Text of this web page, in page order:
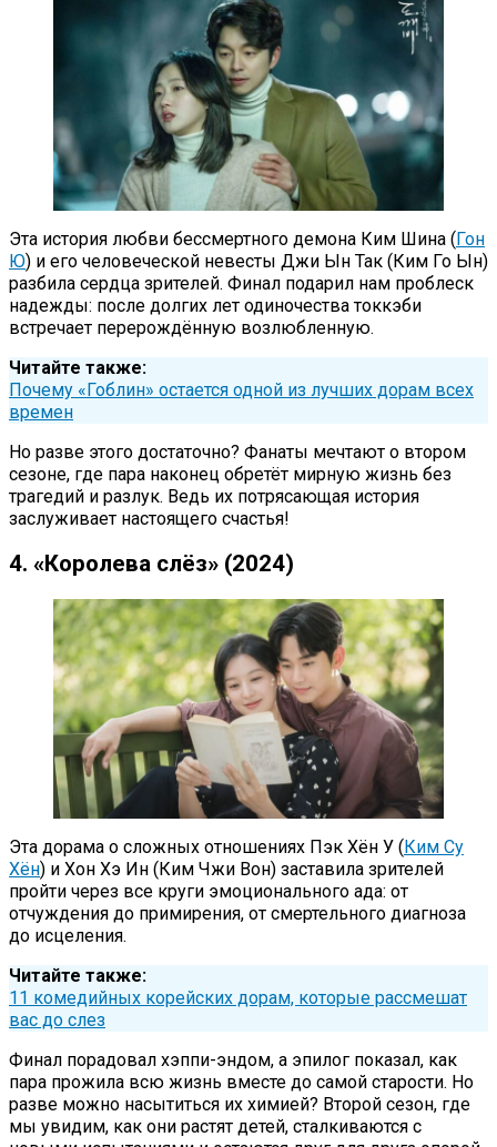
Эта история любви бессмертного демона Ким Шина ( Гон
Ю) и его человеческой невесты Джи Ын Так (Ким Го Ын)
разбила сердца зрителей. Финал подарил нам проблеск
надежды: после долгих лет одиночества токкэби
встречает перерождённую возлюбленную.
Читайте также:
Почему «Гоблин» остается одной из лучших дорам всех
времен
Но разве этого достаточно? Фанаты мечтают о втором
сезоне, где пара наконец обретёт мирную жизнь без
трагедий и разлук. Ведь их потрясающая история
заслуживает настоящего счастья!
4. «Королева слёз» (2024)
Эта дорама о сложных отношениях Пэк Хён У (Ким Су
Хён) и Хон Хэ Ин (Ким Чжи Вон) заставила зрителей
пройти через все круги эмоционального ада: от
отчуждения до примирения, от смертельного диагноза
до исцеления.
Читайте также:
11 комедийных корейских дорам, которые рассмешат
вас до слез
Финал порадовал хэппи-эндом, а эпилог показал, как
пара прожила всю жизнь вместе до самой старости. Но
разве можно насытиться их химией? Второй сезон, где
мы увидим, как они растят детей, сталкиваются с